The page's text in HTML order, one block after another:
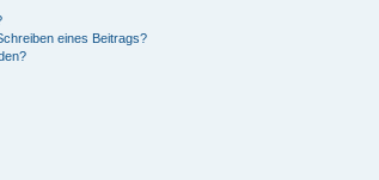
eines Beitrags?